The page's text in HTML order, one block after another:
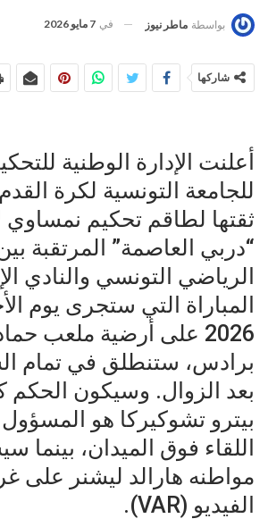
بواسطة ماطر نيوز في 7 مايو 2026
شاركها
أعلنت الإدارة الوطنية
للجامعة التونسية لكرة
ثقتها لطاقم تحكيم نمساوي
“دربي العاصمة” المرتقبة
الرياضي التونسي والنادي
2026 على أرضية ملعب
برادس، ستنطلق في تمام
بعد الزوال. وسيكون الحكم
بيترو تشوكيركا هو
اللقاء فوق الميدان، بينما
مواطنه هارالد ليشنر على
الفيديو (VAR).